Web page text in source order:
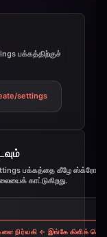
பக்கத்திற்குச்
settings
பக்கத்தை கீழே ஸ்க்ரோல்
காட்டுகிறது.
நிர்வகி ←இங்கே கிளிக்